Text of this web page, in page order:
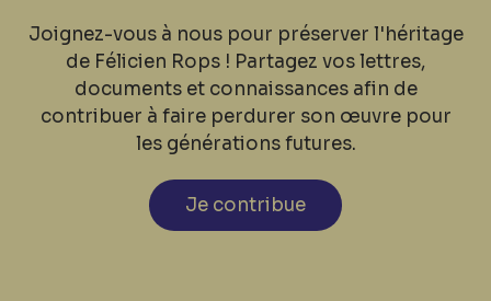
Joignez-vous à nous pour préserver l'héritage
de Félicien Rops ! Partagez vos lettres,
documents et connaissances afin de
contribuer à faire perdurer son œuvre pour
les générations futures.
Je contribue